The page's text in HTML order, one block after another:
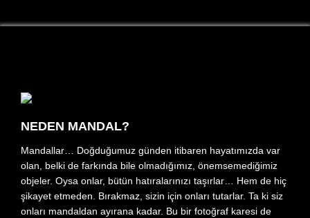
NEDEN MANDAL?
Mandallar… Doğduğumuz günden itibaren hayatımızda var
olan, belki de farkında bile olmadığımız, önemsemediğimiz
objeler. Oysa onlar, bütün hatıralarınızı taşırlar… Hem de hiç
şikayet etmeden. Bırakmaz, sizin için onları tutarlar. Ta ki siz
onları mandaldan ayırana kadar. Bu bir fotoğraf karesi de